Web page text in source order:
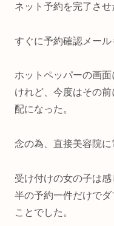
ネット予約を完了させ
すぐに予約確認メール
ホットペッパーの画
けれど、今度はその
配になった。
念の為、直接美容院に
受け付けの女の子は
半の予約一件だけで
ことでした。